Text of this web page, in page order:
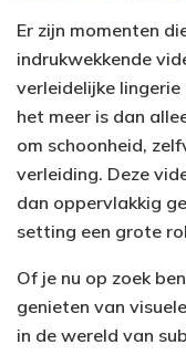
Er zijn momenten
indrukwekkende
verleidelijke
het meer is dan
om schoonheid,
verleiding. Deze
dan oppervlakkig
setting een grote
Of je nu op zoek
genieten van
in de wereld van